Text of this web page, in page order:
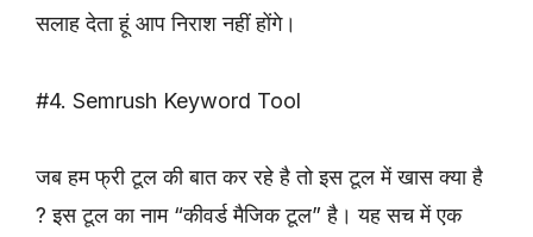
सलाह देता हूं आप निराश नहीं होंगे।
#4. Semrush Keyword Tool
जब हम फ्री टूल की बात कर रहे है तो इस टूल में खास क्या है
? इस टूल का नाम “कीवर्ड मैजिक टूल” है। यह सच में एक